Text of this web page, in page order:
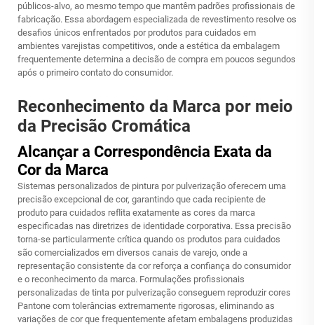
públicos-alvo, ao mesmo tempo que mantêm padrões profissionais de
fabricação. Essa abordagem especializada de revestimento resolve os
desafios únicos enfrentados por produtos para cuidados em
ambientes varejistas competitivos, onde a estética da embalagem
frequentemente determina a decisão de compra em poucos segundos
após o primeiro contato do consumidor.
Reconhecimento da Marca por meio
da Precisão Cromática
Alcançar a Correspondência Exata da
Cor da Marca
Sistemas personalizados de pintura por pulverização oferecem uma
precisão excepcional de cor, garantindo que cada recipiente de
produto para cuidados reflita exatamente as cores da marca
especificadas nas diretrizes de identidade corporativa. Essa precisão
torna-se particularmente crítica quando os produtos para cuidados
são comercializados em diversos canais de varejo, onde a
representação consistente da cor reforça a confiança do consumidor
e o reconhecimento da marca. Formulações profissionais
personalizadas de tinta por pulverização conseguem reproduzir cores
Pantone com tolerâncias extremamente rigorosas, eliminando as
variações de cor que frequentemente afetam embalagens produzidas